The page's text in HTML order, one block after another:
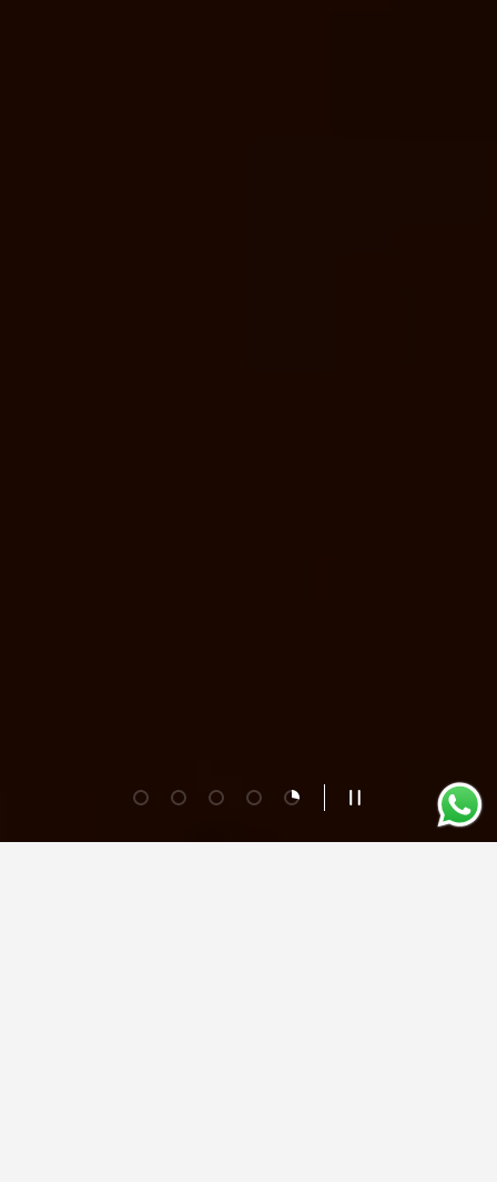
Folie laden 1 von 5
Folie laden 2 von 5
Folie laden 3 von 5
Folie laden 4 von 5
Folie laden 5 von 5
Slideshow